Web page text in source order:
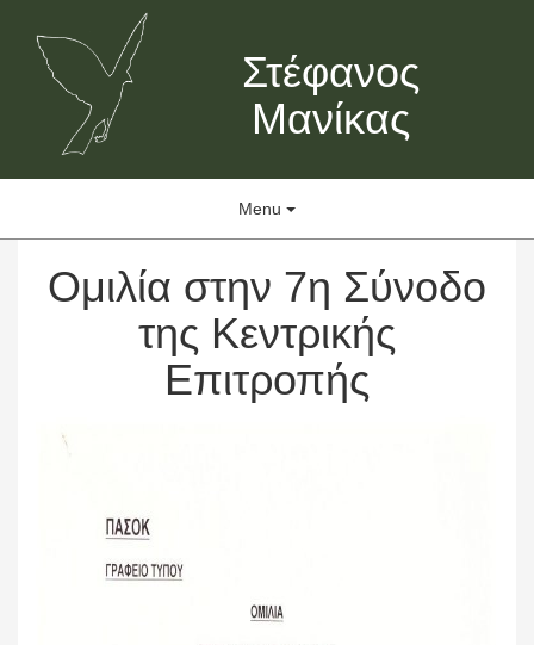
Στέφανος
Μανίκας
Menu
Ομιλία στην 7η Σύνοδο
της Κεντρικής
Επιτροπής